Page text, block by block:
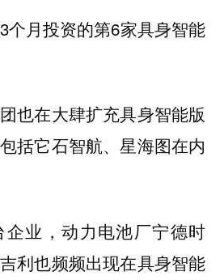
个月投资的第6家具身智能
也在大肆扩充具身智能版
括它石智航、星海图在内
企业，动力电池厂宁德时
利也频频出现在具身智能